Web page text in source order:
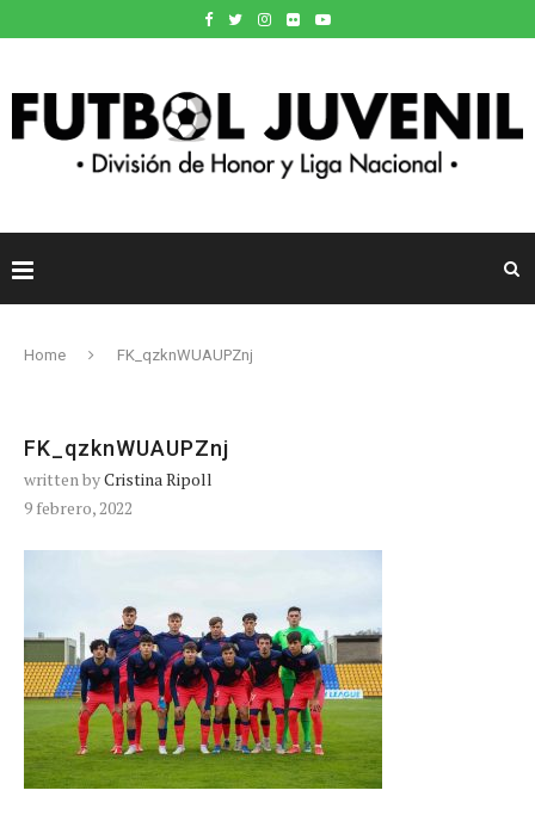
Home FK_qzknWUAUPZnj
FK_qzknWUAUPZnj
written byCristina Ripoll
9 febrero, 2022